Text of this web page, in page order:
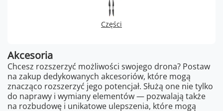
Części
Akcesoria
Chcesz rozszerzyć możliwości swojego drona? Postaw
na zakup dedykowanych akcesoriów, które mogą
znacząco rozszerzyć jego potencjał. Służą one nie tylko
do naprawy i wymiany elementów — pozwalają także
na rozbudowę i unikatowe ulepszenia, które mogą